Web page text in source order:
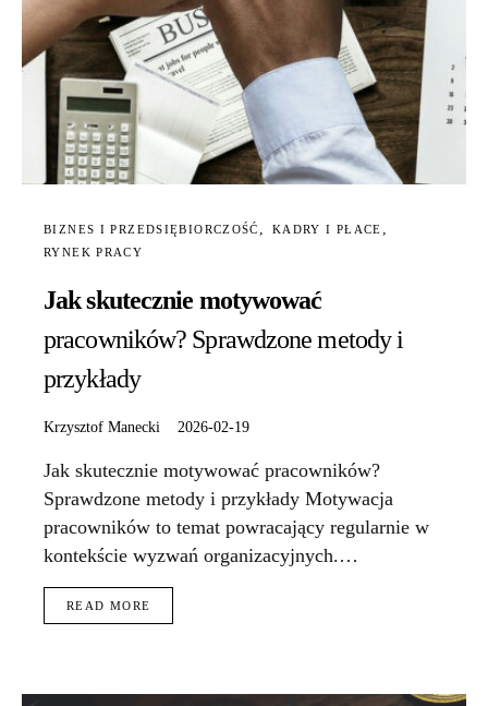
BIZNES I PRZEDSIĘBIORCZOŚĆ
KADRY I PŁACE
RYNEK PRACY
Jak skutecznie motywować
pracowników? Sprawdzone metody i
przykłady
Krzysztof Manecki 2026-02-19
Jak skutecznie motywować pracowników?
Sprawdzone metody i przykłady Motywacja
pracowników to temat powracający regularnie w
kontekście wyzwań organizacyjnych.…
READ MORE